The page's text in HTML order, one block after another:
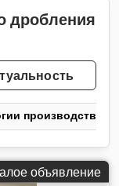
дробления
объявление